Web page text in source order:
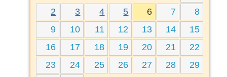
2
3 4 5 6 7
8
9
10 11 12 13 14
15
16
17 18 19 20 21
22
23
24 25 26 27 28
29